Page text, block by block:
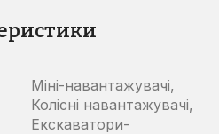
Міні-навантажувачі,
Колісні навантажувачі,
Екскаватори-